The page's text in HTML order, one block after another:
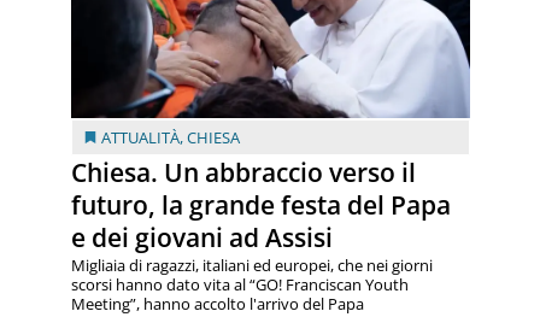
ATTUALITÀ,CHIESA
Chiesa. Un abbraccio verso il
futuro, la grande festa del Papa
e dei giovani ad Assisi
Migliaia di ragazzi, italiani ed europei, che nei giorni
scorsi hanno dato vita al “GO! Franciscan Youth
Meeting”, hanno accolto l'arrivo del Papa